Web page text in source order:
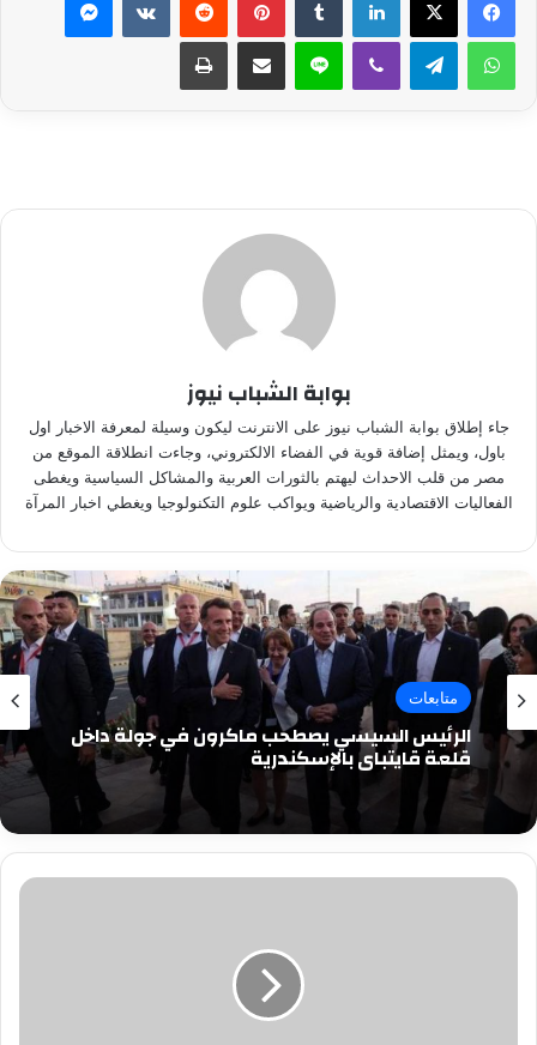
واتساب تيلقرام ڤايبر لاين مشاركة عبر البريد طباعة
بوابة الشباب نيوز
جاء إطلاق بوابة الشباب نيوز على الانترنت ليكون وسيلة لمعرفة الاخبار اول
باول، ويمثل إضافة قوية في الفضاء الالكتروني، وجاءت انطلاقة الموقع من
مصر من قلب الاحداث ليهتم بالثورات العربية والمشاكل السياسية ويغطى
الفعاليات الاقتصادية والرياضية ويواكب علوم التكنولوجيا ويغطي اخبار المرآة
متابعات
الرئيس السيسي يصطحب ماكرون في جولة داخل
قلعة قايتباي بالإسكندرية
عصابة